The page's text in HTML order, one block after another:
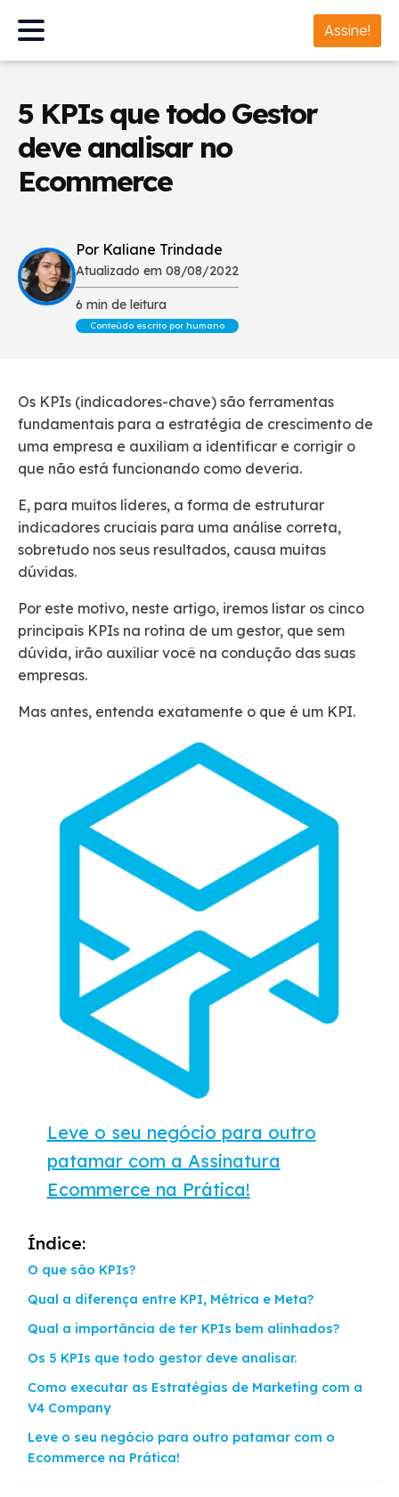
Assine!
5 KPIs que todo Gestor
deve analisar no
Ecommerce
Por Kaliane Trindade
Atualizado em 08/08/2022
6 min de leitura
Conteúdo escrito por humano
Os KPIs (indicadores-chave) são ferramentas
fundamentais para a estratégia de crescimento de
uma empresa e auxiliam a identificar e corrigir o
que não está funcionando como deveria.
E, para muitos líderes, a forma de estruturar
indicadores cruciais para uma análise correta,
sobretudo nos seus resultados, causa muitas
dúvidas.
Por este motivo, neste artigo, iremos listar os cinco
principais KPIs na rotina de um gestor, que sem
dúvida, irão auxiliar você na condução das suas
empresas.
Mas antes, entenda exatamente o que é um KPI.
Leve o seu negócio para outro
patamar com a Assinatura
Ecommerce na Prática!
Índice:
O que são KPIs?
Qual a diferença entre KPI, Métrica e Meta?
Qual a importância de ter KPIs bem alinhados?
Os 5 KPIs que todo gestor deve analisar.
Como executar as Estratégias de Marketing com a
V4 Company
Leve o seu negócio para outro patamar com o
Ecommerce na Prática!